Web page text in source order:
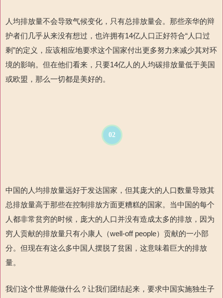
人均排放量不会导致气候变化，只有总排放量会。那些亲华的辩
护者们几乎从来没有想过，也许拥有14亿人口正好符合“人口过
剩”的定义，应该相应地要求这个国家付出更多努力来减少其对环
境的影响。但在他们看来，只要14亿人的人均碳排放量低于美国
或欧盟，那么一切都是美好的。
02
中国的人均排放量远好于发达国家，但其庞大的人口数量导致其
总排放量高于那些在控制排放方面更糟糕的国家。当中国的每个
人都非常贫穷的时候，庞大的人口并没有造成太多的排放，因为
穷人贡献的排放量只有小康人（well-off people）贡献的一小部
分。但现在有这么多中国人摆脱了贫困，这意味着巨大的排放
量。
我们这个世界能做什么？让我们团结起来，要求中国实施独生子